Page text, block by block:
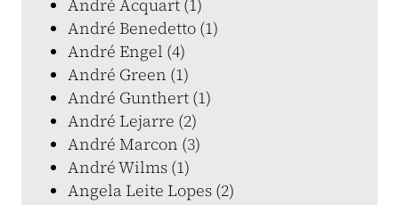
André Acquart (1)
André Benedetto (1)
André Engel (4)
André Green (1)
André Gunthert (1)
André Lejarre (2)
André Marcon (3)
André Wilms (1)
Angela Leite Lopes (2)